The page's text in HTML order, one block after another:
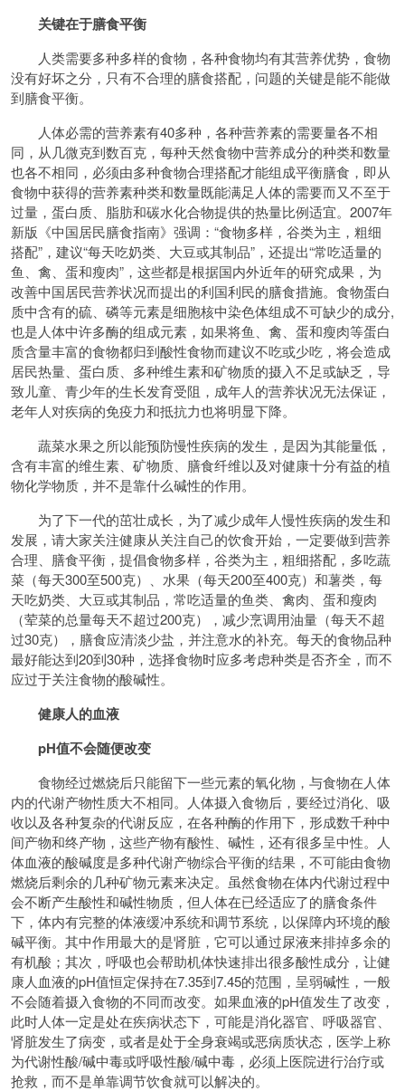
关键在于膳食平衡
人类需要多种多样的食物，各种食物均有其营养优势，食物
没有好坏之分，只有不合理的膳食搭配，问题的关键是能不能做
到膳食平衡。
人体必需的营养素有40多种，各种营养素的需要量各不相
同，从几微克到数百克，每种天然食物中营养成分的种类和数量
也各不相同，必须由多种食物合理搭配才能组成平衡膳食，即从
食物中获得的营养素种类和数量既能满足人体的需要而又不至于
过量，蛋白质、脂肪和碳水化合物提供的热量比例适宜。2007年
新版《中国居民膳食指南》强调：“食物多样，谷类为主，粗细
搭配”，建议“每天吃奶类、大豆或其制品”，还提出“常吃适量的
鱼、禽、蛋和瘦肉”，这些都是根据国内外近年的研究成果，为
改善中国居民营养状况而提出的利国利民的膳食措施。食物蛋白
质中含有的硫、磷等元素是细胞核中染色体组成不可缺少的成分,
也是人体中许多酶的组成元素，如果将鱼、禽、蛋和瘦肉等蛋白
质含量丰富的食物都归到酸性食物而建议不吃或少吃，将会造成
居民热量、蛋白质、多种维生素和矿物质的摄入不足或缺乏，导
致儿童、青少年的生长发育受阻，成年人的营养状况无法保证，
老年人对疾病的免疫力和抵抗力也将明显下降。
蔬菜水果之所以能预防慢性疾病的发生，是因为其能量低，
含有丰富的维生素、矿物质、膳食纤维以及对健康十分有益的植
物化学物质，并不是靠什么碱性的作用。
为了下一代的茁壮成长，为了减少成年人慢性疾病的发生和
发展，请大家关注健康从关注自己的饮食开始，一定要做到营养
合理、膳食平衡，提倡食物多样，谷类为主，粗细搭配，多吃蔬
菜（每天300至500克）、水果（每天200至400克）和薯类，每
天吃奶类、大豆或其制品，常吃适量的鱼类、禽肉、蛋和瘦肉
（荤菜的总量每天不超过200克），减少烹调用油量（每天不超
过30克），膳食应清淡少盐，并注意水的补充。每天的食物品种
最好能达到20到30种，选择食物时应多考虑种类是否齐全，而不
应过于关注食物的酸碱性。
健康人的血液
pH值不会随便改变
食物经过燃烧后只能留下一些元素的氧化物，与食物在人体
内的代谢产物性质大不相同。人体摄入食物后，要经过消化、吸
收以及各种复杂的代谢反应，在各种酶的作用下，形成数千种中
间产物和终产物，这些产物有酸性、碱性，还有很多呈中性。人
体血液的酸碱度是多种代谢产物综合平衡的结果，不可能由食物
燃烧后剩余的几种矿物元素来决定。虽然食物在体内代谢过程中
会不断产生酸性和碱性物质，但人体在已经适应了的膳食条件
下，体内有完整的体液缓冲系统和调节系统，以保障内环境的酸
碱平衡。其中作用最大的是肾脏，它可以通过尿液来排掉多余的
有机酸；其次，呼吸也会帮助机体快速排出很多酸性成分，让健
康人血液的pH值恒定保持在7.35到7.45的范围，呈弱碱性，一般
不会随着摄入食物的不同而改变。如果血液的pH值发生了改变，
此时人体一定是处在疾病状态下，可能是消化器官、呼吸器官、
肾脏发生了病变，或者是处于全身衰竭或恶病质状态，医学上称
为代谢性酸/碱中毒或呼吸性酸/碱中毒，必须上医院进行治疗或
抢救，而不是单靠调节饮食就可以解决的。